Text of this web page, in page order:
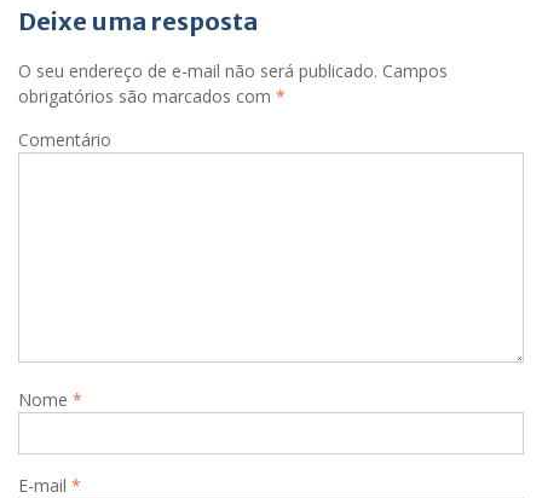
g
a
ç
ã
s
t
Deixe uma resposta
O seu endereço de e-mail não será publicado. Campos
obrigatórios são marcados com *
Comentário
Nome *
E-mail *